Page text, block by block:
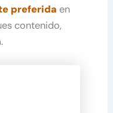
preferida en
contenido,